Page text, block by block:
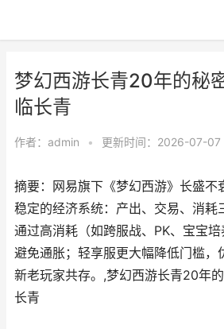
梦幻西游长青20年的秘
临长青
作者： admin • 更新时间：2026-07-07
摘要：网易旗下《梦幻西游》长盛不
稳定的经济系统：产出、交易、消耗
通过高消耗（如跨服战、PK、宝宝培
避免通胀；轻享服更大幅降低门槛，
新老玩家共存。,梦幻西游长青20年
长青